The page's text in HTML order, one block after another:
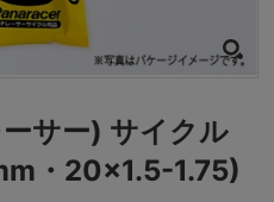
サー) サイクル
・20×1.5-1.75)